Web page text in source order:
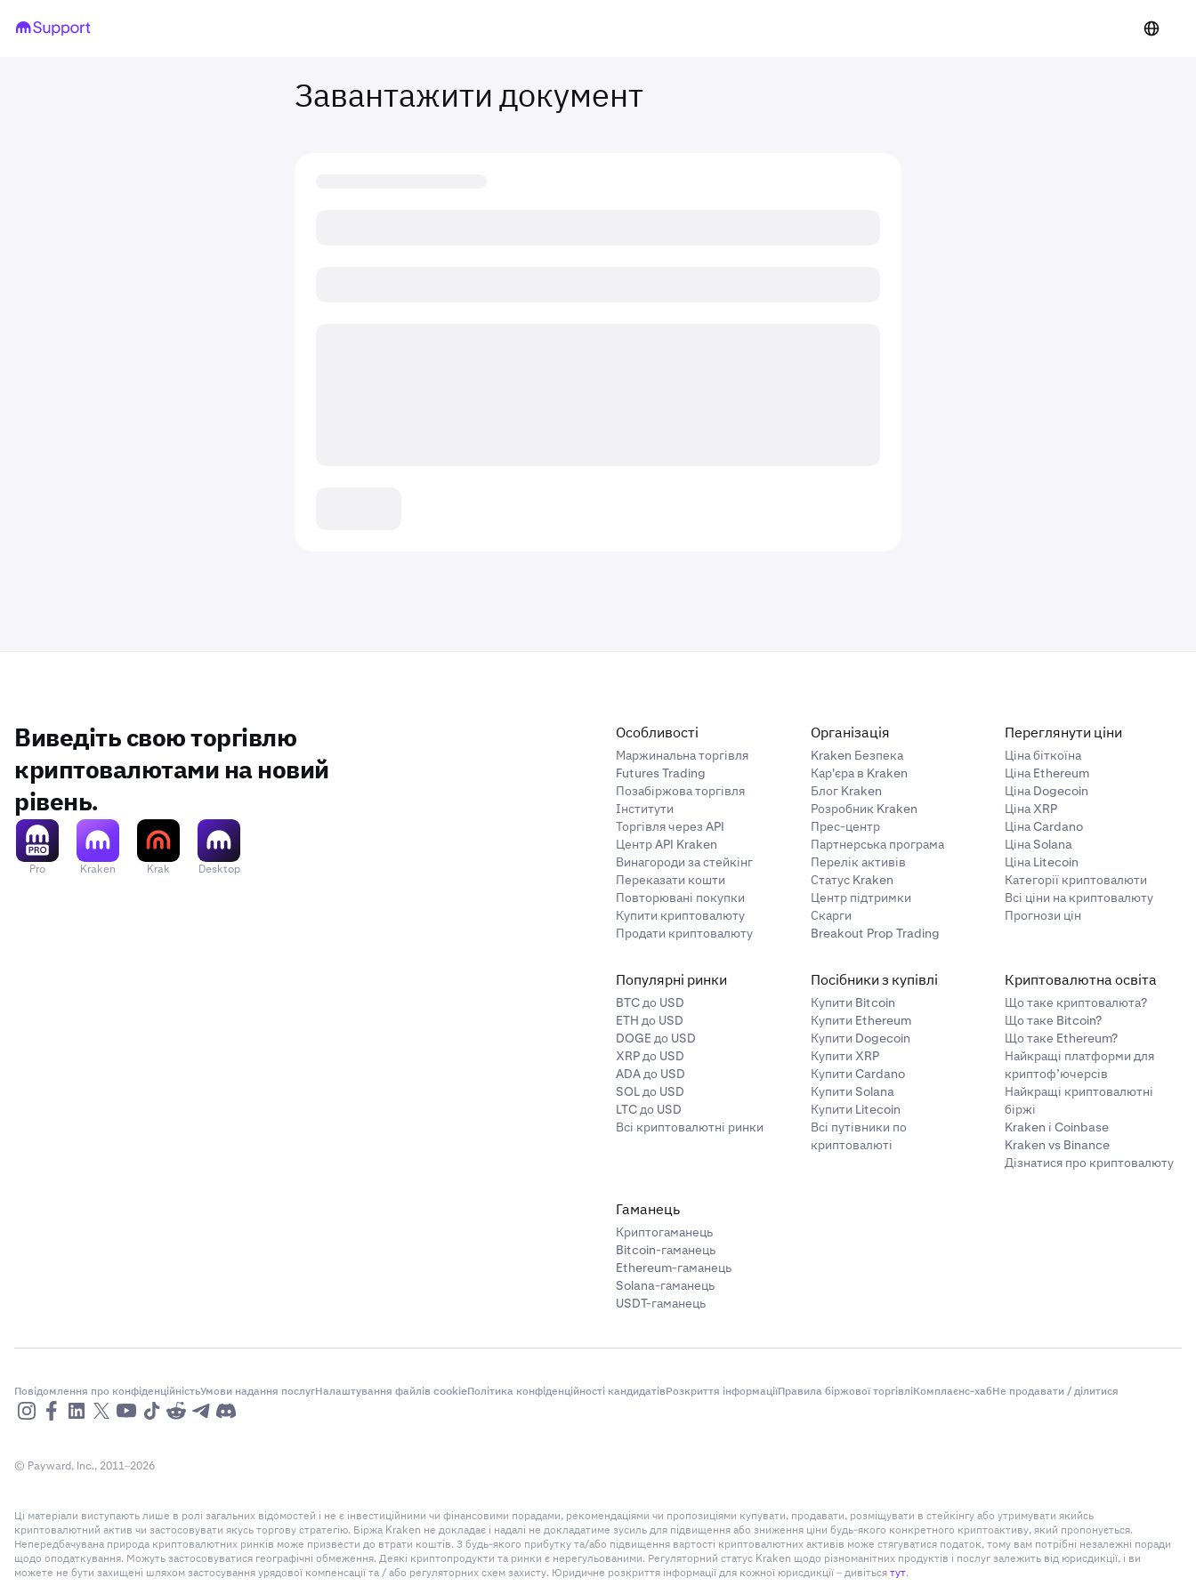
Завантажити документ
Виведіть свою торгівлю
криптовалютами на новий
рівень.
Pro Kraken Krak Desktop
Особливості
Маржинальна торгівля
Futures Trading
Позабіржова торгівля
Інститути
Торгівля через API
Центр API Kraken
Винагороди за стейкінг
Переказати кошти
Повторювані покупки
Купити криптовалюту
Продати криптовалюту
Організація
Kraken Безпека
Кар'єра в Kraken
Блог Kraken
Розробник Kraken
Прес-центр
Партнерська програма
Перелік активів
Статус Kraken
Центр підтримки
Скарги
Breakout Prop Trading
Переглянути ціни
Ціна біткоїна
Ціна Ethereum
Ціна Dogecoin
Ціна XRP
Ціна Cardano
Ціна Solana
Ціна Litecoin
Категорії криптовалюти
Всі ціни на криптовалюту
Прогнози цін
Популярні ринки
BTC до USD
ETH до USD
DOGE до USD
XRP до USD
ADA до USD
SOL до USD
LTC до USD
Всі криптовалютні ринки
Посібники з купівлі
Купити Bitcoin
Купити Ethereum
Купити Dogecoin
Купити XRP
Купити Cardano
Купити Solana
Купити Litecoin
Всі путівники по
криптовалюті
Криптовалютна освіта
Що таке криптовалюта?
Що таке Bitcoin?
Що таке Ethereum?
Найкращі платформи для
криптоф’ючерсів
Найкращі криптовалютні
біржі
Kraken і Coinbase
Kraken vs Binance
Дізнатися про криптовалюту
Гаманець
Криптогаманець
Bitcoin-гаманець
Ethereum-гаманець
Solana-гаманець
USDT-гаманець
Повідомлення про конфіденційністьУмови надання послугНалаштування файлів cookieПолітика конфіденційності кандидатівРозкриття інформаціїПравила біржової торгівліКомплаєнс-хабНе продавати / ділитися
© Payward, Inc., 2011–2026
Ці матеріали виступають лише в ролі загальних відомостей і не є інвестиційними чи фінансовими порадами, рекомендаціями чи пропозиціями купувати, продавати, розміщувати в стейкінгу або утримувати якийсь
криптовалютний актив чи застосовувати якусь торгову стратегію. Біржа Kraken не докладає і надалі не докладатиме зусиль для підвищення або зниження ціни будь-якого конкретного криптоактиву, який пропонується.
Непередбачувана природа криптовалютних ринків може призвести до втрати коштів. З будь-якого прибутку та/або підвищення вартості криптовалютних активів може стягуватися податок, тому вам потрібні незалежні поради
щодо оподаткування. Можуть застосовуватися географічні обмеження. Деякі криптопродукти та ринки є нерегульованими. Регуляторний статус Kraken щодо різноманітних продуктів і послуг залежить від юрисдикції, і ви
можете не бути захищені шляхом застосування урядової компенсації та / або регуляторних схем захисту. Юридичне розкриття інформації для кожної юрисдикції – дивітьсятут.